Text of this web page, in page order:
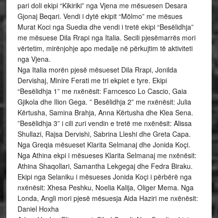
pari doli ekipi “Kikiriki” nga Vjena me mësuesen Desara
Gjonaj Beqari. Vendi i dytë ekipit “Mölmo” me mësues
Murat Koci nga Suedia dhe vendi i tretë ekipi “Besëlidhja”
me mësuese Dila Rrapi nga Italia. Secili pjesëmarrës mori
vërtetim, mirënjohje apo medalje në përkujtim të aktiviteti
nga Vjena.
Nga Italia morën pjesë mësueset Dila Rrapi, Jonilda
Dervishaj, Minire Ferati me tri ekpiet e tyre. Ekipi
“Besëlidhja 1” me nxënësit: Farncesco Lo Cascio, Gaia
Gjikola dhe Ilion Gega. ” Besëlidhja 2” me nxënësit: Julia
Kërtusha, Samina Brahja, Anna Kërtusha dhe Klea Sena.
”Besëlidhja 3” i cili zuri vendin e tretë me nxënësit: Alissa
Shullazi, Rajsa Dervishi, Sabrina Lleshi dhe Greta Capa.
Nga Greqia mësueset Klarita Selmanaj dhe Jonida Koçi.
Nga Athina ekpi i mësueses Klarita Selmanaj me nxënësit:
Athina Shaqollari, Samantha Lekgegaj dhe Fedra Biraku.
Ekipi nga Selaniku i mësueses Jonida Koçi i përbërë nga
nxënësit: Xhesa Peshku, Noelia Kalija, Oliger Mema. Nga
Londa, Angli mori pjesë mësuesja Aida Haziri me nxënësit:
Daniel Hoxha